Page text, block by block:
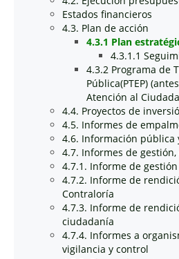
Estados financieros
4.3. Plan de acción
4.3.1 Plan
4.3.1.1
4.3.2 Programa de
Pública(PTEP)
Atención al
4.4. Proyectos de
4.5. Informes de
4.6. Información pública
4.7. Informes de
4.7.1. Informe de gestión
4.7.2. Informe de
Contraloría
4.7.3. Informe de
ciudadanía
4.7.4. Informes a
vigilancia y control